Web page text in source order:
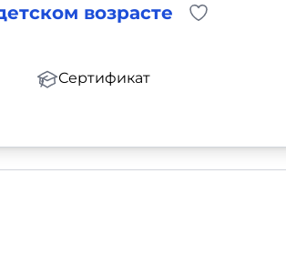
возрасте
Сертификат